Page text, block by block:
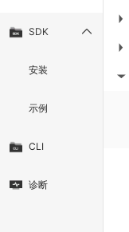
SDK
安装
示例
CLI
诊断
▶
▶
▶